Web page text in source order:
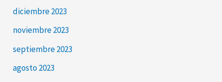
diciembre 2023
noviembre 2023
septiembre 2023
agosto 2023